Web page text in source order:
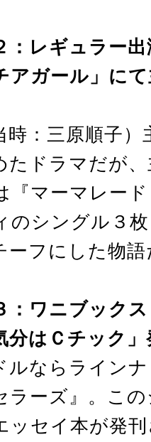
：レギュラー
アガール」に
時：三原順子）
たドラマだが
『マーマレー
のシングル３
ーフにした物
：ワニブック
分はＣチック」
ルならライン
ラーズ』。こ
ッセイ本が発